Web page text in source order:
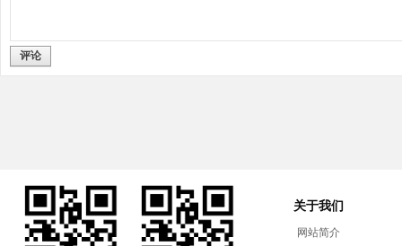
评论
关于我们
网站简介